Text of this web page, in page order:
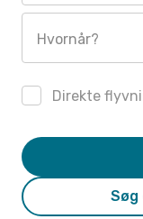
Hvornår?
Direkte